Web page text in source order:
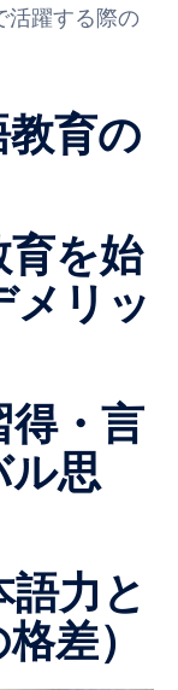
活躍する際の
教育の
を始
メリッ
得・言
ル思
力と
差）